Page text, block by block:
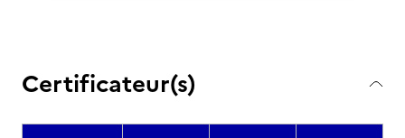
Certificateur(s)